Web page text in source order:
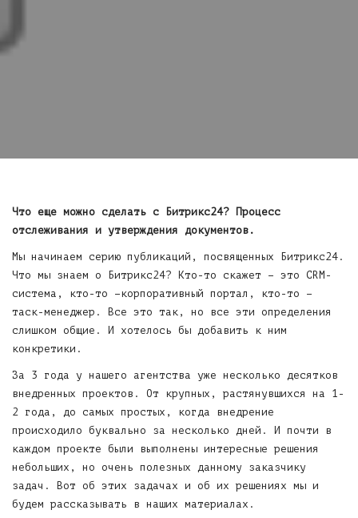
Что еще можно сделать с Битрикс24? Процесс
отслеживания и утверждения документов.
Мы начинаем серию публикаций, посвященных Битрикс24.
Что мы знаем о Битрикс24? Кто-то скажет – это CRM-
система, кто-то –корпоративный портал, кто-то –
таск-менеджер. Все это так, но все эти определения
слишком общие. И хотелось бы добавить к ним
конкретики.
За 3 года у нашего агентства уже несколько десятков
внедренных проектов. От крупных, растянувшихся на 1-
2 года, до самых простых, когда внедрение
происходило буквально за несколько дней. И почти в
каждом проекте были выполнены интересные решения
небольших, но очень полезных данному заказчику
задач. Вот об этих задачах и об их решениях мы и
будем рассказывать в наших материалах.